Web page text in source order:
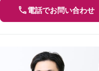
電話でお問い合わせ